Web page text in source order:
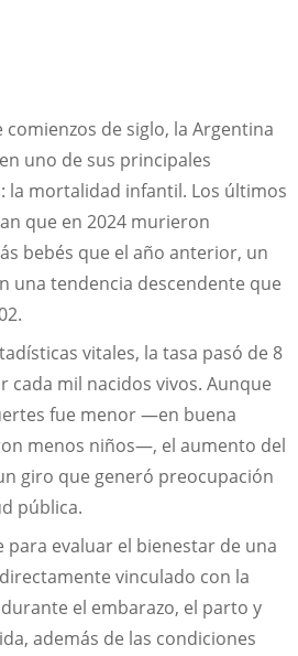
de siglo, la Argentina
uno de sus principales
la mortalidad infantil. Los últimos
que en 2024 murieron
bebés que el año anterior, un
una tendencia descendente que
vitales, la tasa pasó de 8
cada mil nacidos vivos. Aunque
fue menor —en buena
menos niños—, el aumento del
giro que generó preocupación
pública.
para evaluar el bienestar de una
vinculado con la
el embarazo, el parto y
además de las condiciones